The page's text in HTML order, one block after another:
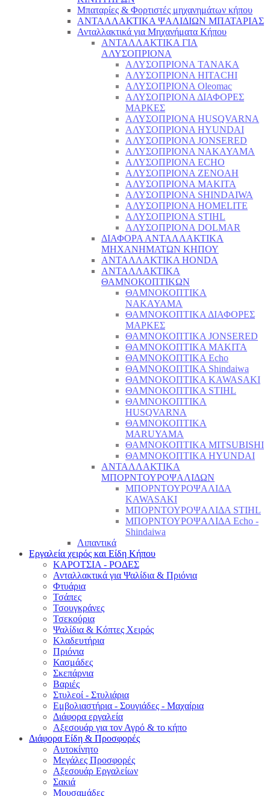
Μπαταρίες & Φορτιστές μηχανημάτων κήπου
ΑΝΤΑΛΛΑΚΤΙΚΑ ΨΑΛΙΔΙΩΝ ΜΠΑΤΑΡΙAΣ
Ανταλλακτικά για Μηχανήματα Κήπου
ΑΝΤΑΛΛΑΚΤΙΚΑ ΓΙΑ
ΑΛΥΣΟΠΡΙΟΝΑ
ΑΛΥΣΟΠΡΙΟΝΑ TANAKA
ΑΛΥΣΟΠΡΙΟΝΑ HITACHI
ΑΛΥΣΟΠΡΙΟΝΑ Oleomac
ΑΛΥΣΟΠΡΙΟΝΑ ΔΙΑΦΟΡΕΣ
ΜΑΡΚΕΣ
ΑΛΥΣΟΠΡΙΟΝΑ HUSQVARNA
ΑΛΥΣΟΠΡΙΟΝΑ HYUNDAI
ΑΛΥΣΟΠΡΙΟΝΑ JONSERED
ΑΛΥΣΟΠΡΙΟΝΑ NAKAYAMA
ΑΛΥΣΟΠΡΙΟΝΑ ECHO
ΑΛΥΣΟΠΡΙΟΝΑ ZENOAH
ΑΛΥΣΟΠΡΙΟΝΑ MAKITA
ΑΛΥΣΟΠΡΙΟΝΑ SHINDAIWA
ΑΛΥΣΟΠΡΙΟΝΑ HOMELITE
ΑΛΥΣΟΠΡΙΟΝΑ STIHL
ΑΛΥΣΟΠΡΙΟΝΑ DOLMAR
ΔΙΑΦΟΡΑ ΑΝΤΑΛΛΑΚΤΙΚΑ
ΜΗΧΑΝΗΜΑΤΩΝ ΚΗΠΟΥ
ΑΝΤΑΛΛΑΚΤΙΚΑ HONDA
ΑΝΤΑΛΛΑΚΤΙΚΑ
ΘΑΜΝΟΚΟΠΤΙΚΩΝ
ΘΑΜΝΟΚΟΠΤΙΚΑ
NAKAYAMA
ΘΑΜΝΟΚΟΠΤΙΚΑ ΔΙΑΦΟΡΕΣ
ΜΑΡΚΕΣ
ΘΑΜΝΟΚΟΠΤΙΚΑ JONSERED
ΘΑΜΝΟΚΟΠΤΙΚΑ MAKITA
ΘΑΜΝΟΚΟΠΤΙΚΑ Echo
ΘΑΜΝΟΚΟΠΤΙΚΑ Shindaiwa
ΘΑΜΝΟΚΟΠΤΙΚΑ KAWASAKI
ΘΑΜΝΟΚΟΠΤΙΚΑ STIHL
ΘΑΜΝΟΚΟΠΤΙΚΑ
HUSQVARNA
ΘΑΜΝΟΚΟΠΤΙΚΑ
MARUYAMA
ΘΑΜΝΟΚΟΠΤΙΚΑ MITSUBISHI
ΘΑΜΝΟΚΟΠΤΙΚΑ HYUNDAI
ΑΝΤΑΛΛΑΚΤΙΚΑ
ΜΠΟΡΝΤΟΥΡΟΨΑΛΙΔΩΝ
ΜΠΟΡΝΤΟΥΡΟΨΑΛΙΔΑ
KAWASAKI
ΜΠΟΡΝΤΟΥΡΟΨΑΛΙΔΑ STIHL
ΜΠΟΡΝΤΟΥΡΟΨΑΛΙΔΑ Echo -
Shindaiwa
Λιπαντικά
Εργαλεία χειρός και Είδη Κήπου
ΚΑΡΟΤΣΙΑ - ΡΟΔΕΣ
Ανταλλακτικά για Ψαλίδια & Πριόνια
Φτυάρια
Τσάπες
Τσουγκράνες
Τσεκούρια
Ψαλίδια & Κόπτες Χειρός
Κλαδευτήρια
Πριόνια
Κασμάδες
Σκεπάρνια
Βαριές
Στυλεοί - Στυλιάρια
Εμβολιαστήρια - Σουγιάδες - Μαχαίρια
Διάφορα εργαλεία
Αξεσουάρ για τον Αγρό & το κήπο
Διάφορα Είδη & Προσφορές
Αυτοκίνητο
Μεγάλες Προσφορές
Αξεσουάρ Εργαλείων
Σακιά
Μουσαμάδες